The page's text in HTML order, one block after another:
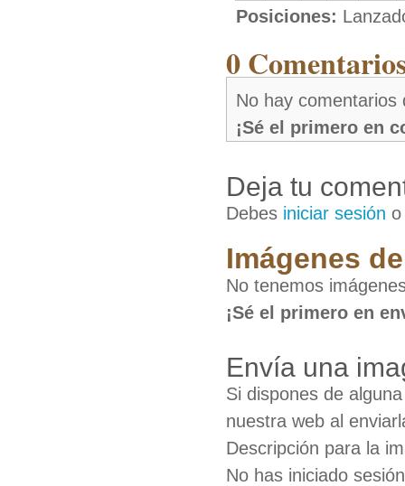
Posiciones:
0
No hay
¡Sé el primero en
Deja tu
Debes iniciar sesión
Imágenes
No tenemos
¡Sé el primero en
Envía una
Si dispones de
nuestra web al
Descripción para la
No has iniciado